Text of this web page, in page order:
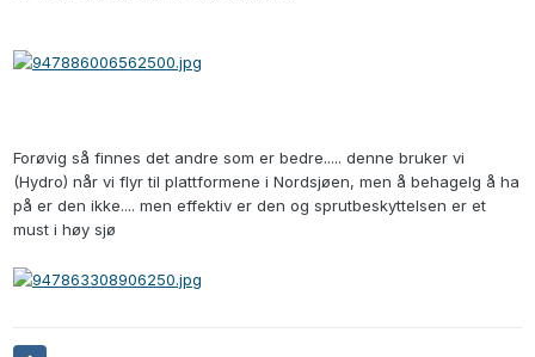
Forøvig så finnes det andre som er bedre..... denne bruker vi
(Hydro) når vi flyr til plattformene i Nordsjøen, men å behagelg å ha
på er den ikke.... men effektiv er den og sprutbeskyttelsen er et
must i høy sjø